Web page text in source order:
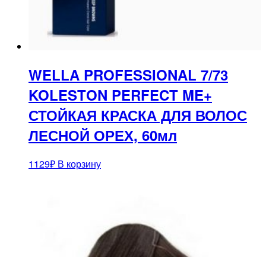
WELLA PROFESSIONAL 7/73
KOLESTON PERFECT ME+
СТОЙКАЯ КРАСКА ДЛЯ ВОЛОС
ЛЕСНОЙ ОРЕХ, 60мл
1129₽ В корзину